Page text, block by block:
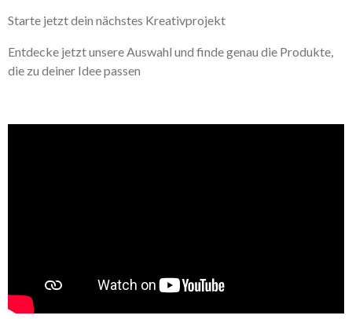
Starte jetzt dein nächstes Kreativprojekt
Entdecke jetzt unsere Auswahl und finde genau die Produkte,
die zu deiner Idee passen